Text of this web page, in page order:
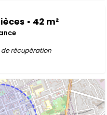
• 42 m²
récupération